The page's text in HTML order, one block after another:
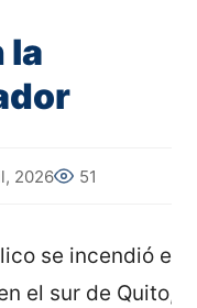
la
2026 51
se incendió
el sur de Quito,